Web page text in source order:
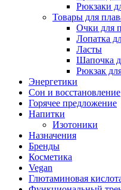
Рюкзаки
Товары для
Очки для
Лопатка
Ласты
Шапочка
Рюкзак
Энергетики
Сон и восстановление
Горячее предложение
Напитки
Изотоники
Назначения
Бренды
Косметика
Vegan
Глютаминовая